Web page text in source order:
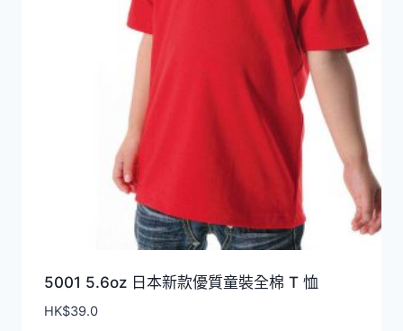
5001 5.6oz 日本新款優質童裝全棉 T 恤
HK$39.0